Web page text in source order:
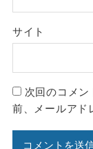
サイト
次回のコメ
前、メールアド